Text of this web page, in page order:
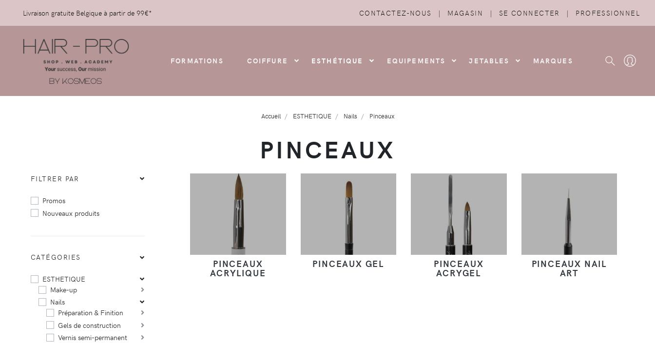
Livraison gratuite Belgique à partir de 99€* CONTACTEZ-NOUS | MAGASIN | SE CONNECTER | PROFESSIONNEL
FORMATIONS COIFFURE ESTHÉTIQUE EQUIPEMENTS JETABLES MARQUES
Accueil ESTHETIQUE Nails Pinceaux
PINCEAUX
FILTRER PAR
Promos
Nouveaux produits
CATÉGORIES
ESTHETIQUE
Make-up
Nails
Préparation & Finition
Gels de construction
Vernis semi-permanent
PINCEAUX
ACRYLIQUE
PINCEAUX GEL PINCEAUX
ACRYGEL
PINCEAUX NAIL
ART